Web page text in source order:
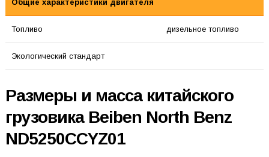
Общие характеристики двигателя
Топливо дизельное топливо
Экологический стандарт
Размеры и масса китайского
грузовика Beiben North Benz
ND5250CCYZ01